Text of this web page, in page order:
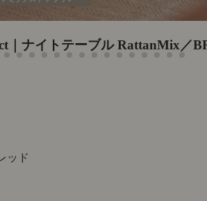
｜ナイトテーブル RattanMix／
ッド